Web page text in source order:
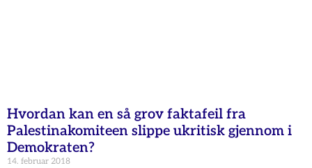
Hvordan kan en så grov faktafeil fra
Palestinakomiteen slippe ukritisk gjennom i
Demokraten?
14. februar 2018